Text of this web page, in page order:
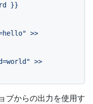
}}
>>
>>
ブからの出力を使用す